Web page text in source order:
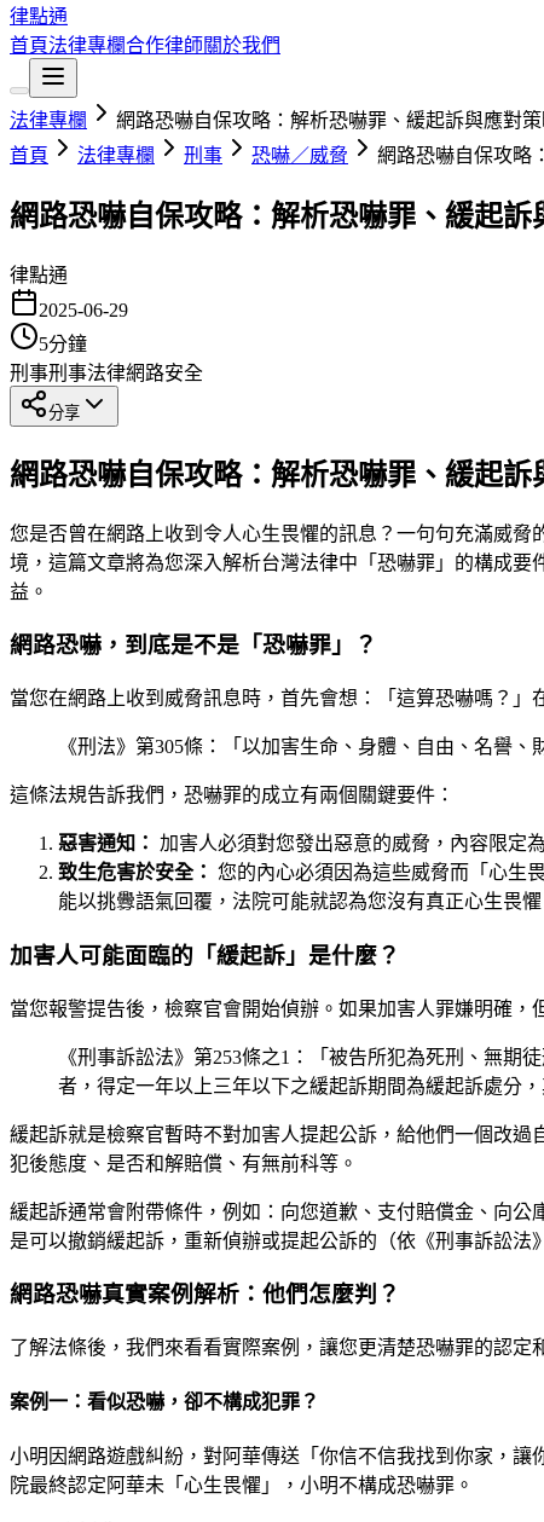
律點通
首頁法律專欄合作律師關於我們
法律專欄
網路恐嚇自保攻略：解析恐嚇罪、緩起訴與應對
首頁
法律專欄 刑事 恐嚇／威脅 網路恐嚇自保攻略
網路恐嚇自保攻略：解析恐嚇罪、緩起訴
律點通
2025-06-29
5分鐘
刑事刑事法律網路安全
分享
網路恐嚇自保攻略：解析恐嚇罪、緩起訴
您是否曾在網路上收到令人心生畏懼的訊息？一句句充滿威
境，這篇文章將為您深入解析台灣法律中「恐嚇罪」的構成
益。
網路恐嚇，到底是不是「恐嚇罪」？
當您在網路上收到威脅訊息時，首先會想：「這算恐嚇嗎？
《刑法》第305條：「以加害生命、身體、自由、名譽
這條法規告訴我們，恐嚇罪的成立有兩個關鍵要件：
惡害通知： 加害人必須對您發出惡意的威脅，內容限定
致生危害於安全： 您的內心必須因為這些威脅而「心生
能以挑釁語氣回覆，法院可能就認為您沒有真正心生畏
加害人可能面臨的「緩起訴」是什麼？
當您報警提告後，檢察官會開始偵辦。如果加害人罪嫌明確
《刑事訴訟法》第253條之1：「被告所犯為死刑、無
者，得定一年以上三年以下之緩起訴期間為緩起訴處分
緩起訴就是檢察官暫時不對加害人提起公訴，給他們一個改
犯後態度、是否和解賠償、有無前科等。
緩起訴通常會附帶條件，例如：向您道歉、支付賠償金、向
是可以撤銷緩起訴，重新偵辦或提起公訴的（依《刑事訴訟法
網路恐嚇真實案例解析：他們怎麼判？
了解法條後，我們來看看實際案例，讓您更清楚恐嚇罪的認定
案例一：看似恐嚇，卻不構成犯罪？
小明因網路遊戲糾紛，對阿華傳送「你信不信我找到你家，
院最終認定阿華未「心生畏懼」，小明不構成恐嚇罪。